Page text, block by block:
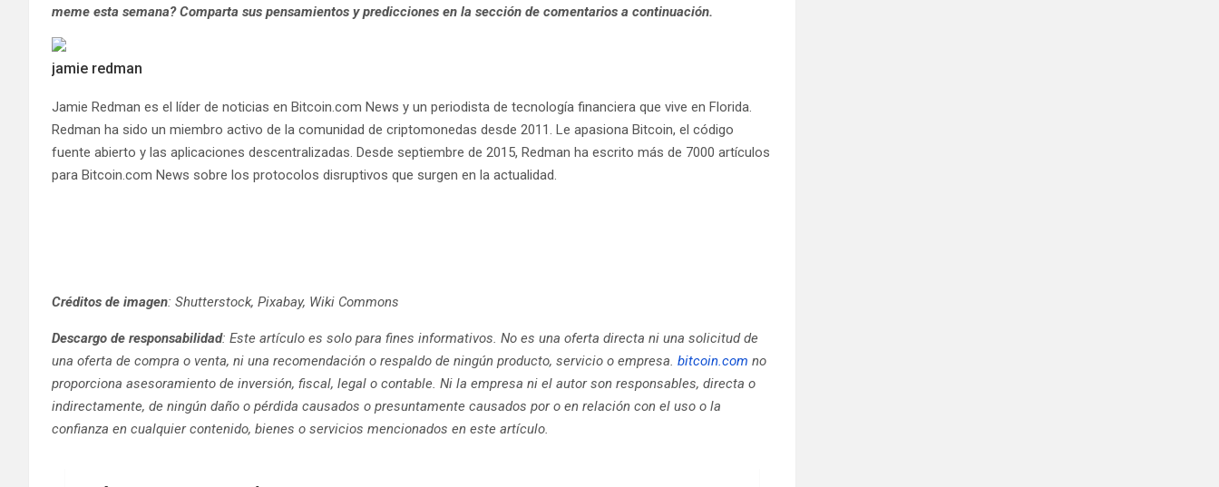
meme esta semana? Comparta sus pensamientos y predicciones en la sección de comentarios a continuación.
jamie redman
Jamie Redman es el líder de noticias en Bitcoin.com News y un periodista de tecnología financiera que vive en Florida.
Redman ha sido un miembro activo de la comunidad de criptomonedas desde 2011. Le apasiona Bitcoin, el código
fuente abierto y las aplicaciones descentralizadas. Desde septiembre de 2015, Redman ha escrito más de 7000 artículos
para Bitcoin.com News sobre los protocolos disruptivos que surgen en la actualidad.
Créditos de imagen: Shutterstock, Pixabay, Wiki Commons
Descargo de responsabilidad: Este artículo es solo para fines informativos. No es una oferta directa ni una solicitud de
una oferta de compra o venta, ni una recomendación o respaldo de ningún producto, servicio o empresa. bitcoin.com no
proporciona asesoramiento de inversión, fiscal, legal o contable. Ni la empresa ni el autor son responsables, directa o
indirectamente, de ningún daño o pérdida causados ​​o presuntamente causados ​​por o en relación con el uso o la
confianza en cualquier contenido, bienes o servicios mencionados en este artículo.